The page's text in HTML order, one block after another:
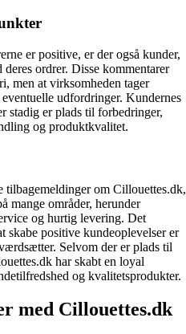
er positive, er der også kunder,
ordrer. Disse kommentarer
men at virksomheden tager
udfordringer. Kundernes
stadig er plads til forbedringer,
og produktkvalitet.
tilbagemeldinger om Cillouettes.dk,
mange områder, herunder
og hurtig levering. Det
skabe positive kundeoplevelser er
Selvom der er plads til
har skabt en loyal
og kvalitetsprodukter.
med Cillouettes.dk